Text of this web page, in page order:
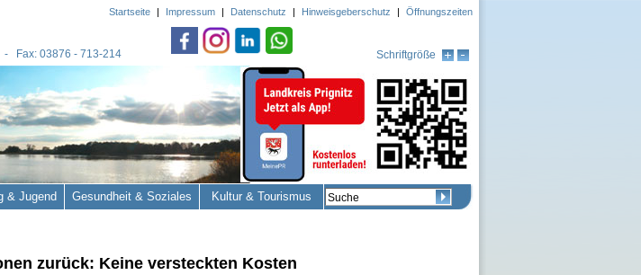
zurück: Keine versteckten Kosten
- Fax: 03876 - 713-214 Schriftgröße
Startseite | Impressum | Datenschutz | Hinweisgeberschutz | Öffnungszeiten
& Jugend Gesundheit & Soziales Kultur & Tourismus